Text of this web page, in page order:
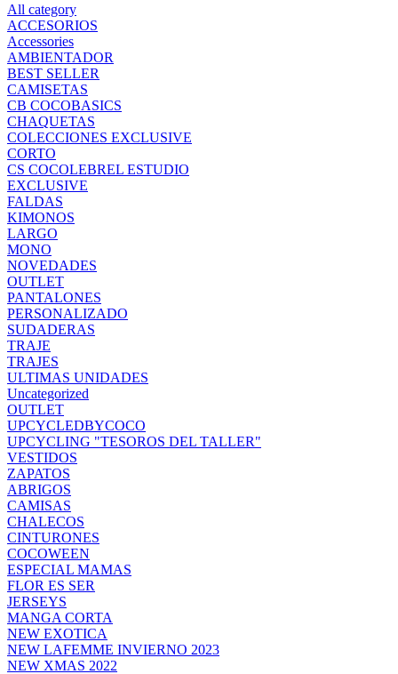
All category
ACCESORIOS
Accessories
AMBIENTADOR
BEST SELLER
CAMISETAS
CB COCOBASICS
CHAQUETAS
COLECCIONES EXCLUSIVE
CORTO
CS COCOLEBREL ESTUDIO
EXCLUSIVE
FALDAS
KIMONOS
LARGO
MONO
NOVEDADES
OUTLET
PANTALONES
PERSONALIZADO
SUDADERAS
TRAJE
TRAJES
ULTIMAS UNIDADES
Uncategorized
OUTLET
UPCYCLEDBYCOCO
UPCYCLING "TESOROS DEL TALLER"
VESTIDOS
ZAPATOS
ABRIGOS
CAMISAS
CHALECOS
CINTURONES
COCOWEEN
ESPECIAL MAMAS
FLOR ES SER
JERSEYS
MANGA CORTA
NEW EXOTICA
NEW LAFEMME INVIERNO 2023
NEW XMAS 2022